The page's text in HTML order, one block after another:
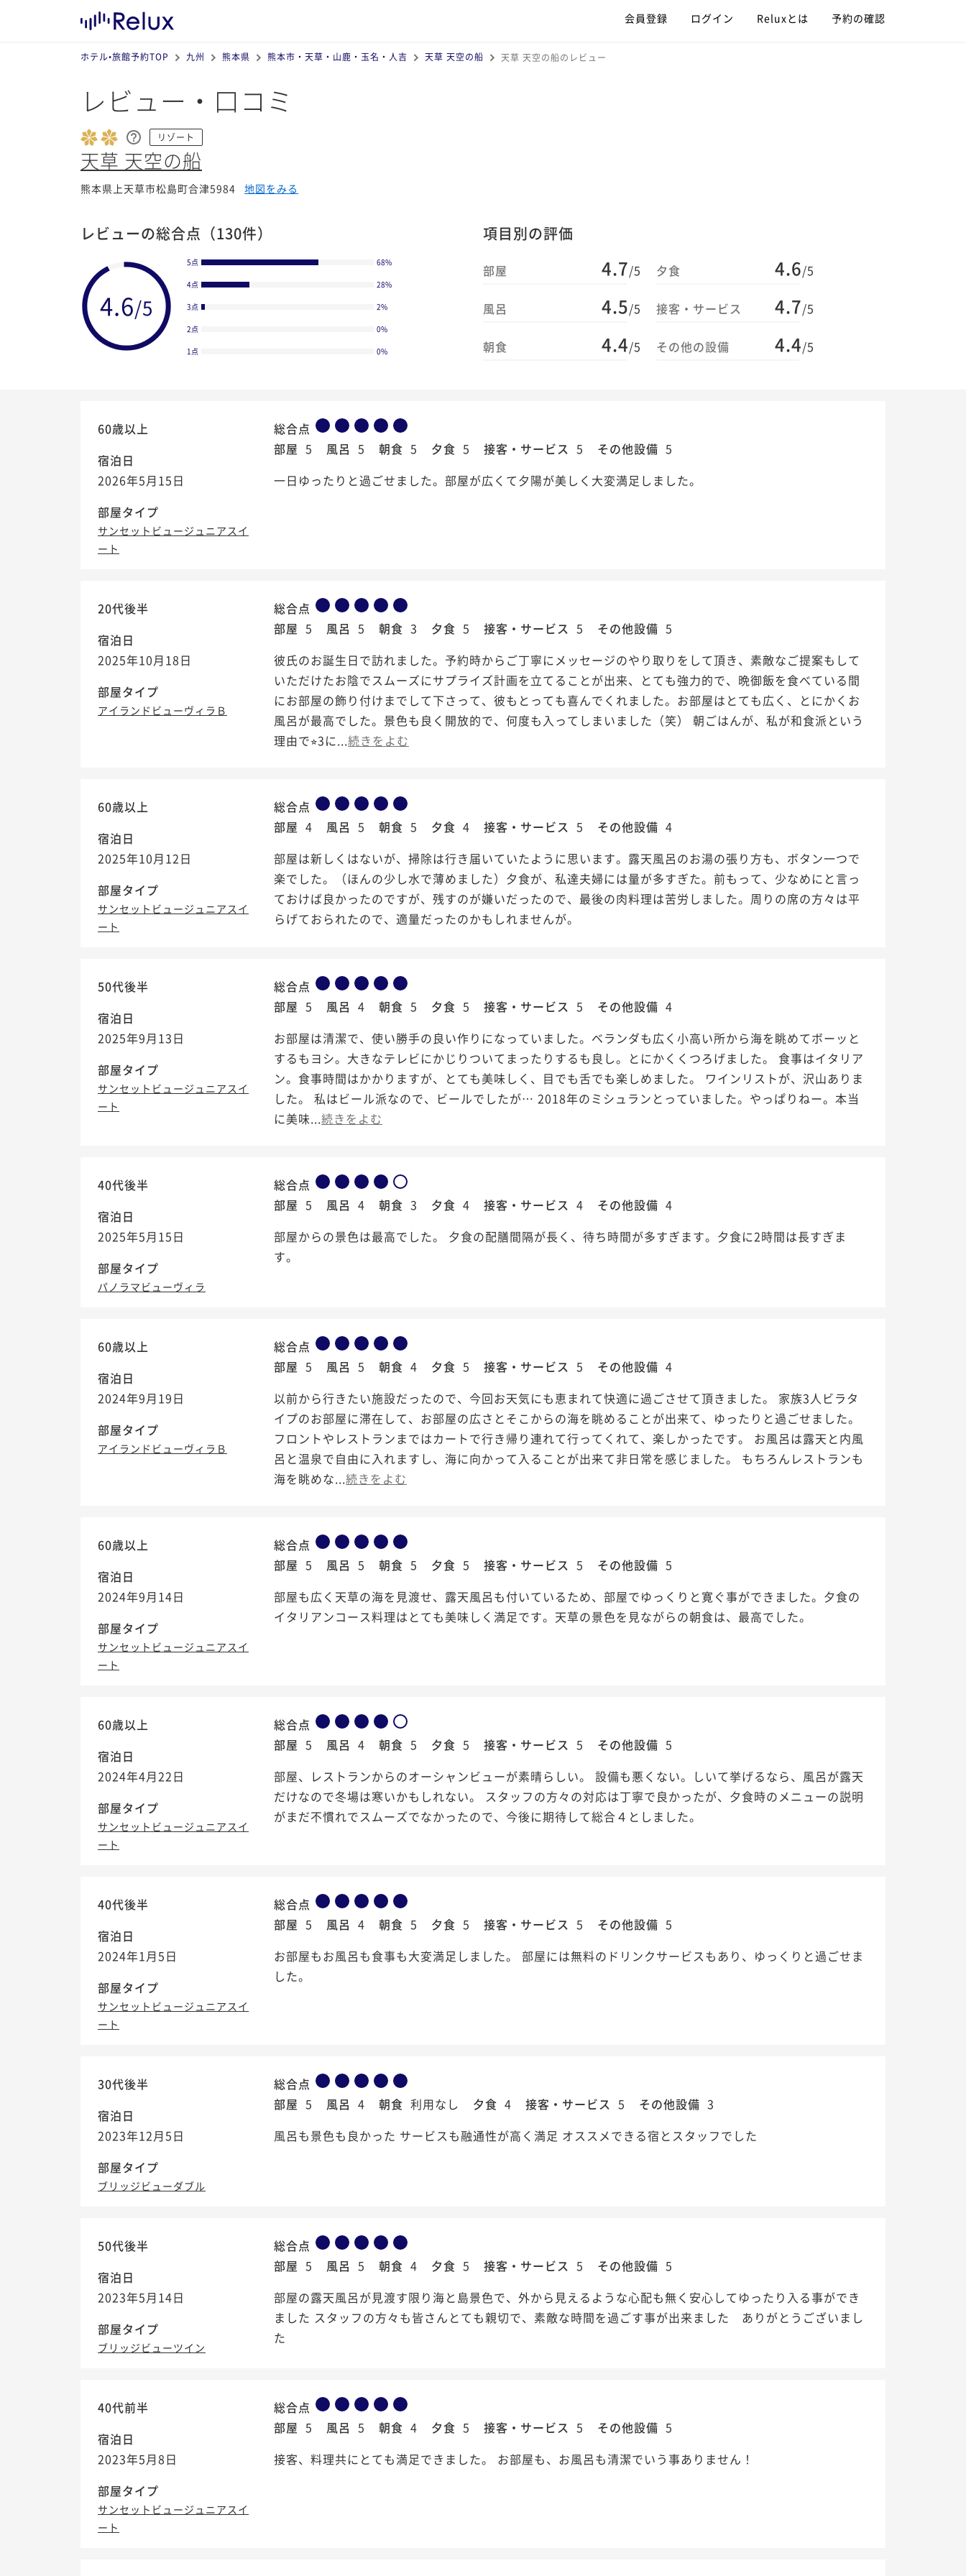
会員登録 ログイン Reluxとは 予約の確認
ホテル•旅館予約TOP 九州 熊本県 熊本市・天草・山鹿・玉名・人吉 天草 天空の船 天草 天空の船のレビュー
レビュー・口コミ
リゾート
天草 天空の船
熊本県上天草市松島町合津5984 地図をみる
レビューの総合点 （130件）
/5
5点 68%
4点 28%
3点 2%
2点 0%
1点 0%
項目別の評価
部屋 4.7/5
風呂 4.5/5
朝食 4.4/5
夕食 4.6/5
接客・サービス 4.7/5
その他の設備 4.4/5
60歳以上
宿泊日
2026年5月15日
部屋タイプ
サンセットビュージュニアスイ
ート
総合点
部屋 5 風呂 5 朝食 5 夕食 5 接客・サービス 5 その他設備 5
一日ゆったりと過ごせました。部屋が広くて夕陽が美しく大変満足しました。
20代後半
宿泊日
2025年10月18日
部屋タイプ
アイランドビューヴィラＢ
総合点
部屋 5 風呂 5 朝食 3 夕食 5 接客・サービス 5 その他設備 5
彼氏のお誕生日で訪れました。予約時からご丁寧にメッセージのやり取りをして頂き、素敵なご提案もして
いただけたお陰でスムーズにサプライズ計画を立てることが出来、とても強力的で、晩御飯を食べている間
にお部屋の飾り付けまでして下さって、彼もとっても喜んでくれました。お部屋はとても広く、とにかくお
風呂が最高でした。景色も良く開放的で、何度も入ってしまいました（笑） 朝ごはんが、私が和食派という
理由で⭐︎3に...続きをよむ
60歳以上
宿泊日
2025年10月12日
部屋タイプ
サンセットビュージュニアスイ
ート
総合点
部屋 4 風呂 5 朝食 5 夕食 4 接客・サービス 5 その他設備 4
部屋は新しくはないが、掃除は行き届いていたように思います。露天風呂のお湯の張り方も、ボタン一つで
楽でした。（ほんの少し水で薄めました）夕食が、私達夫婦には量が多すぎた。前もって、少なめにと言っ
ておけば良かったのですが、残すのが嫌いだったので、最後の肉料理は苦労しました。周りの席の方々は平
らげておられたので、適量だったのかもしれませんが。
50代後半
宿泊日
2025年9月13日
部屋タイプ
サンセットビュージュニアスイ
ート
総合点
部屋 5 風呂 4 朝食 5 夕食 5 接客・サービス 5 その他設備 4
お部屋は清潔で、使い勝手の良い作りになっていました。ベランダも広く小高い所から海を眺めてボーッと
するもヨシ。大きなテレビにかじりついてまったりするも良し。とにかくくつろげました。 食事はイタリア
ン。食事時間はかかりますが、とても美味しく、目でも舌でも楽しめました。 ワインリストが、沢山ありま
した。 私はビール派なので、ビールでしたが… 2018年のミシュランとっていました。やっぱりねー。本当
に美味...続きをよむ
40代後半
宿泊日
2025年5月15日
部屋タイプ
パノラマビューヴィラ
総合点
部屋 5 風呂 4 朝食 3 夕食 4 接客・サービス 4 その他設備 4
部屋からの景色は最高でした。 夕食の配膳間隔が長く、待ち時間が多すぎます。夕食に2時間は長すぎま
す。
60歳以上
宿泊日
2024年9月19日
部屋タイプ
アイランドビューヴィラＢ
総合点
部屋 5 風呂 5 朝食 4 夕食 5 接客・サービス 5 その他設備 4
以前から行きたい施設だったので、今回お天気にも恵まれて快適に過ごさせて頂きました。 家族3人ビラタ
イプのお部屋に滞在して、お部屋の広さとそこからの海を眺めることが出来て、ゆったりと過ごせました。
フロントやレストランまではカートで行き帰り連れて行ってくれて、楽しかったです。 お風呂は露天と内風
呂と温泉で自由に入れますし、海に向かって入ることが出来て非日常を感じました。 もちろんレストランも
海を眺めな...続きをよむ
60歳以上
宿泊日
2024年9月14日
部屋タイプ
サンセットビュージュニアスイ
ート
総合点
部屋 5 風呂 5 朝食 5 夕食 5 接客・サービス 5 その他設備 5
部屋も広く天草の海を見渡せ、露天風呂も付いているため、部屋でゆっくりと寛ぐ事ができました。夕食の
イタリアンコース料理はとても美味しく満足です。天草の景色を見ながらの朝食は、最高でした。
60歳以上
宿泊日
2024年4月22日
部屋タイプ
サンセットビュージュニアスイ
ート
総合点
部屋 5 風呂 4 朝食 5 夕食 5 接客・サービス 5 その他設備 5
部屋、レストランからのオーシャンビューが素晴らしい。 設備も悪くない。しいて挙げるなら、風呂が露天
だけなので冬場は寒いかもしれない。 スタッフの方々の対応は丁寧で良かったが、夕食時のメニューの説明
がまだ不慣れでスムーズでなかったので、今後に期待して総合４としました。
40代後半
宿泊日
2024年1月5日
部屋タイプ
サンセットビュージュニアスイ
ート
総合点
部屋 5 風呂 4 朝食 5 夕食 5 接客・サービス 5 その他設備 5
お部屋もお風呂も食事も大変満足しました。 部屋には無料のドリンクサービスもあり、ゆっくりと過ごせま
した。
30代後半
宿泊日
2023年12月5日
部屋タイプ
ブリッジビューダブル
総合点
部屋 5 風呂 4 朝食 利用なし 夕食 4 接客・サービス 5 その他設備 3
風呂も景色も良かった サービスも融通性が高く満足 オススメできる宿とスタッフでした
50代後半
宿泊日
2023年5月14日
部屋タイプ
ブリッジビューツイン
総合点
部屋 5 風呂 5 朝食 4 夕食 5 接客・サービス 5 その他設備 5
部屋の露天風呂が見渡す限り海と島景色で、外から見えるような心配も無く安心してゆったり入る事ができ
ました スタッフの方々も皆さんとても親切で、素敵な時間を過ごす事が出来ました ありがとうございまし
た
40代前半
宿泊日
2023年5月8日
部屋タイプ
サンセットビュージュニアスイ
ート
総合点
部屋 5 風呂 5 朝食 4 夕食 5 接客・サービス 5 その他設備 5
接客、料理共にとても満足できました。 お部屋も、お風呂も清潔でいう事ありません！